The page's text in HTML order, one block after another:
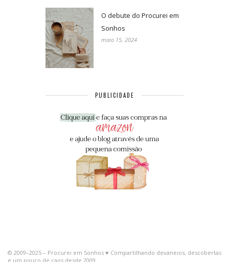
O debute do Procurei em
Sonhos
maio 15, 2024
PUBLICIDADE
© 2009–2025 – Procurei em Sonhos ♥ Compartilhando devaneios, descobertas
e um pouco de caos desde 2009.